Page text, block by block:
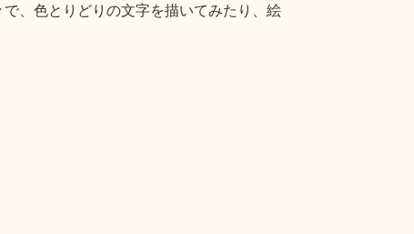
、色とりどりの文字を描いてみたり、絵